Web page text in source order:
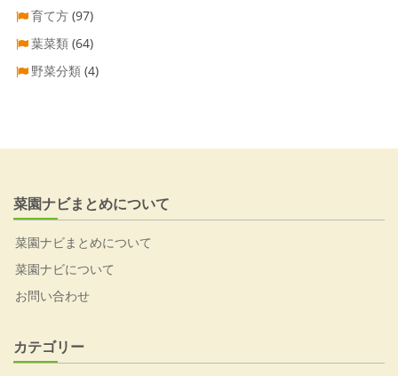
育て方 (97)
葉菜類 (64)
野菜分類 (4)
菜園ナビまとめについて
菜園ナビまとめについて
菜園ナビについて
お問い合わせ
カテゴリー